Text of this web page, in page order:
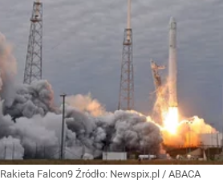
Rakieta Falcon9 Źródło: Newspix.pl / ABACA